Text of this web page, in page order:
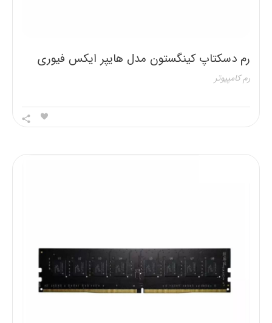
رم دسکتاپ کینگستون مدل هایپر ایکس فیوری
2666MHZ ظرفیت 16 گیگابایت
رم کامپیوتر